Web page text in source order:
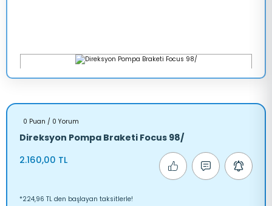
0 Puan / 0 Yorum
Direksyon Pompa Braketi Focus 98/
2.160,00 TL
*224,96 TL den başlayan taksitlerle!